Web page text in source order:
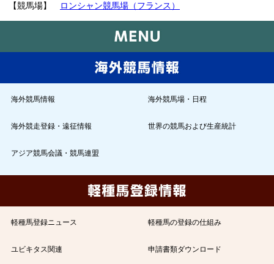
【競馬場】
ロンシャン競馬場（フランス）
海外競馬情報 海外競馬場・日程
海外競走登録・遠征情報 世界の競馬および生産統計
アジア競馬会議・競馬連盟
軽種馬登録ニュース 軽種馬の登録の仕組み
ユビキタス関連 申請書類ダウンロード